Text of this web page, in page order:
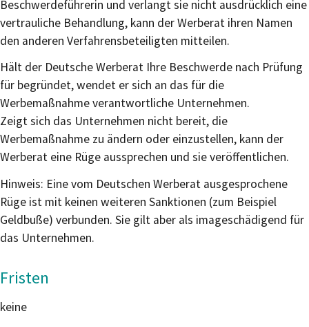
Beschwerdeführerin und verlangt sie nicht ausdrücklich eine
vertrauliche Behandlung, kann der Werberat ihren Namen
den anderen Verfahrensbeteiligten mitteilen.
Hält der Deutsche Werberat Ihre Beschwerde nach Prüfung
für begründet, wendet er sich an das für die
Werbemaßnahme verantwortliche Unternehmen.
Zeigt sich das Unternehmen nicht bereit, die
Werbemaßnahme zu ändern oder einzustellen, kann der
Werberat eine Rüge aussprechen und sie veröffentlichen.
Hinweis: Eine vom Deutschen Werberat ausgesprochene
Rüge ist mit keinen weiteren Sanktionen (zum Beispiel
Geldbuße) verbunden. Sie gilt aber als imageschädigend für
das Unternehmen.
Fristen
keine